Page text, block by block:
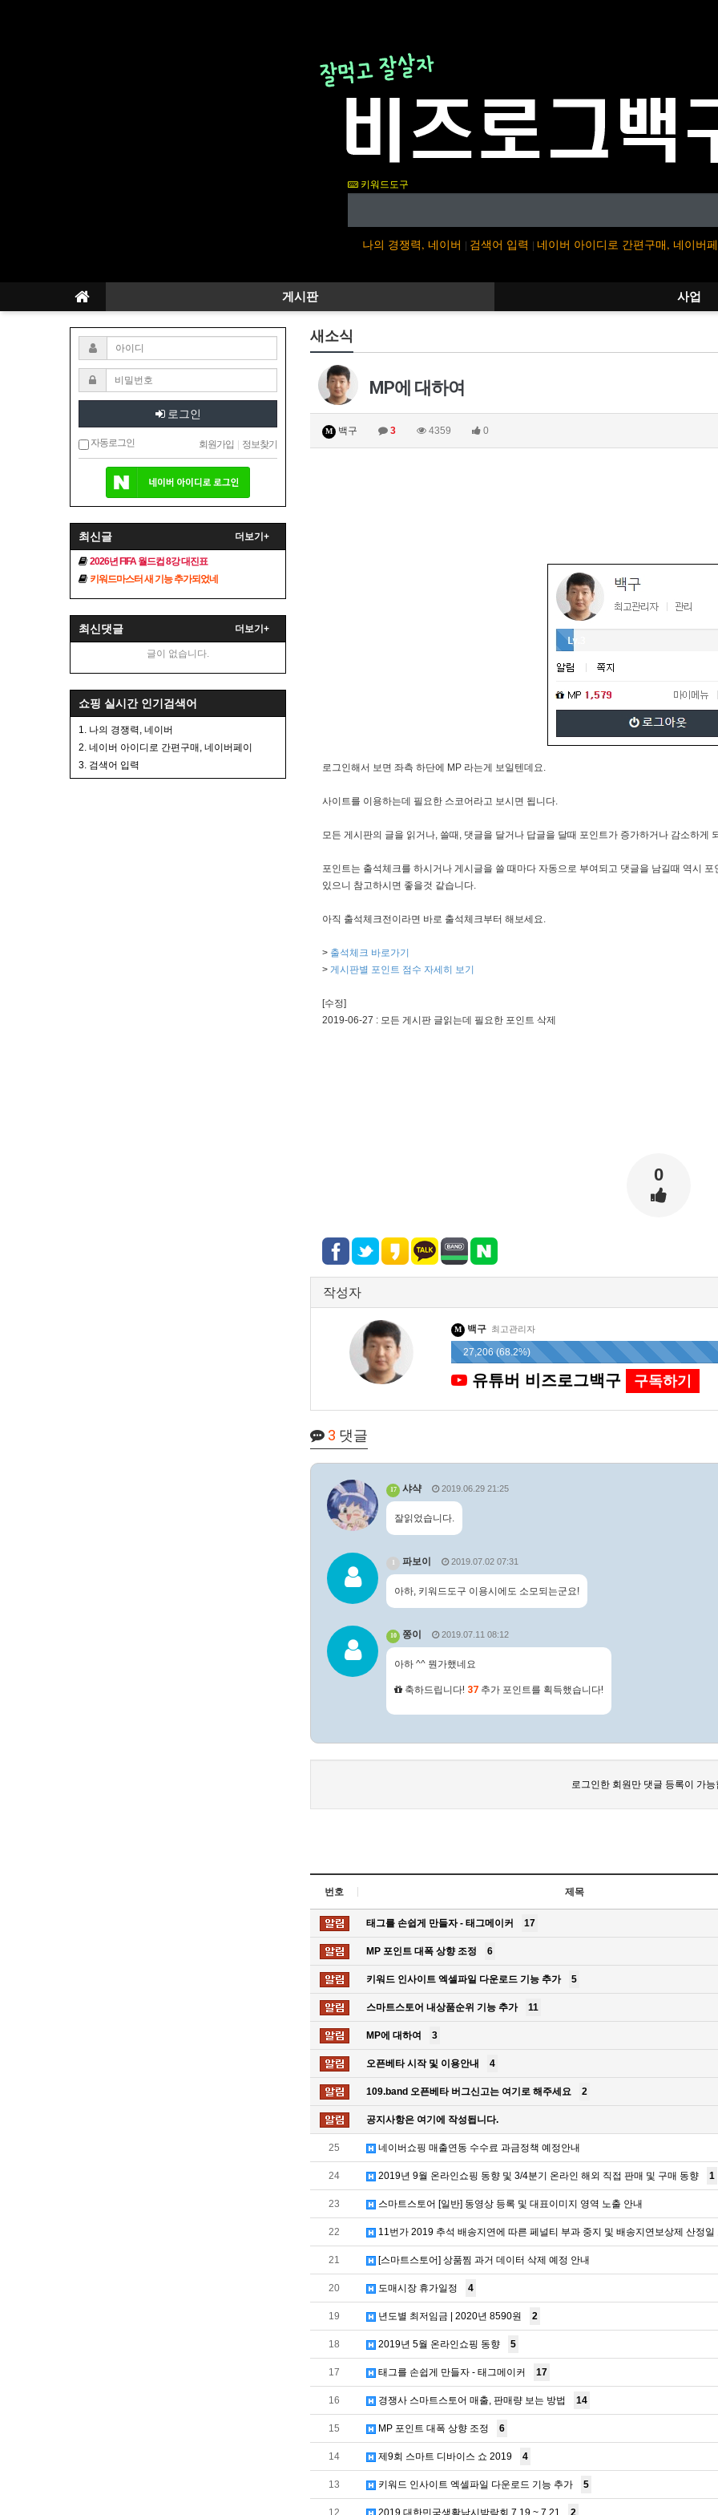
키워드도구
나의 경쟁력, 네이버 | 검색어 입력 | 네이버 아이디로 간편구매, 네이버
게시판 사업
새소식
MP에 대하여
M 백구 3 4359 0
로그인해서 보면 좌측 하단에 MP 라는게 보일텐데요.
사이트를 이용하는데 필요한 스코어라고 보시면 됩니다.
모든 게시판의 글을 읽거나, 쓸때, 댓글을 달거나 답글을 달때 포인트가 증가하거나 감소하게
포인트는 출석체크를 하시거나 게시글을 쓸 때마다 자동으로 부여되고 댓글을 남길때 역시
있으니 참고하시면 좋을것 같습니다.
아직 출석체크전이라면 바로 출석체크부터 해보세요.
> 출석체크 바로가기
> 게시판별 포인트 점수 자세히 보기
[수정]
2019-06-27 : 모든 게시판 글읽는데 필요한 포인트 삭제
0
작성자
M 백구 최고관리자
27,206 (68.2%)
유튜버 비즈로그백구 구독하기
3 댓글
17 샤샥 2019.06.29 21:25
잘읽었습니다.
파보이 2019.07.02 07:31
아하, 키워드도구 이용시에도 소모되는군요!
10 쫑이 2019.07.11 08:12
아하 ^^ 뭔가했네요
축하드립니다! 37 추가 포인트를 획득했습니다!
로그인한 회원만 댓글 등록이 가능
번호 제목
태그를 손쉽게 만들자 - 태그메이커 17
MP 포인트 대폭 상향 조정 6
키워드 인사이트 엑셀파일 다운로드 기능 추가 5
스마트스토어 내상품순위 기능 추가 11
MP에 대하여 3
오픈베타 시작 및 이용안내 4
109.band 오픈베타 버그신고는 여기로 해주세요 2
공지사항은 여기에 작성됩니다.
25 네이버쇼핑 매출연동 수수료 과금정책 예정안내
24 2019년 9월 온라인쇼핑 동향 및 3/4분기 온라인 해외 직접 판매 및 구매 동향 1
23 스마트스토어 [일반] 동영상 등록 및 대표이미지 영역 노출 안내
22 11번가 2019 추석 배송지연에 따른 페널티 부과 중지 및 배송지연보상제 산정일
21 [스마트스토어] 상품찜 과거 데이터 삭제 예정 안내
20 도매시장 휴가일정 4
19 년도별 최저임금 | 2020년 8590원 2
18 2019년 5월 온라인쇼핑 동향 5
17 태그를 손쉽게 만들자 - 태그메이커 17
16 경쟁사 스마트스토어 매출, 판매량 보는 방법 14
15 MP 포인트 대폭 상향 조정 6
14 제9회 스마트 디바이스 쇼 2019 4
13 키워드 인사이트 엑셀파일 다운로드 기능 추가 5
12 2019 대한민국생활낚시박람회 7.19 ~ 7.21 2
로그인
자동로그인 회원가입 정보찾기
최신글 더보기+
2026년 FIFA 월드컵 8강 대진표
키워드마스터 새 기능 추가되었네
최신댓글 더보기+
글이 없습니다.
쇼핑 실시간 인기검색어
1. 나의 경쟁력, 네이버
2. 네이버 아이디로 간편구매, 네이버페이
3. 검색어 입력